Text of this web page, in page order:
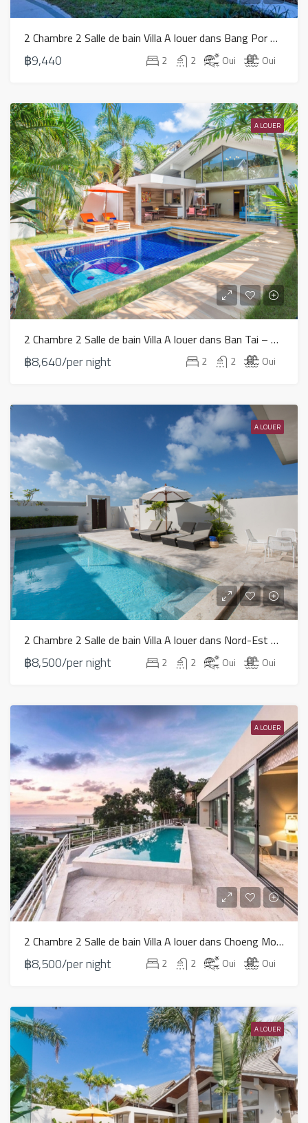
2 Chambre 2 Salle de bain Villa A louer dans Bang Por – HV0131
฿9,440 2 2 Oui Oui
A LOUER
2 Chambre 2 Salle de bain Villa A louer dans Ban Tai – HV0076
฿8,640/per night 2 2 Oui
A LOUER
2 Chambre 2 Salle de bain Villa A louer dans Nord-Est – LV0058
฿8,500/per night 2 2 Oui Oui
A LOUER
2 Chambre 2 Salle de bain Villa A louer dans Choeng Mon – HV0113
฿8,500/per night 2 2 Oui Oui
A LOUER